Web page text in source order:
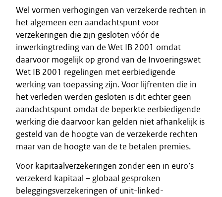
Wel vormen verhogingen van verzekerde rechten in
het algemeen een aandachtspunt voor
verzekeringen die zijn gesloten vóór de
inwerkingtreding van de Wet IB 2001 omdat
daarvoor mogelijk op grond van de Invoeringswet
Wet IB 2001 regelingen met eerbiedigende
werking van toepassing zijn. Voor lijfrenten die in
het verleden werden gesloten is dit echter geen
aandachtspunt omdat de beperkte eerbiedigende
werking die daarvoor kan gelden niet afhankelijk is
gesteld van de hoogte van de verzekerde rechten
maar van de hoogte van de te betalen premies.
Voor kapitaalverzekeringen zonder een in euro’s
verzekerd kapitaal – globaal gesproken
beleggingsverzekeringen of unit-linked-